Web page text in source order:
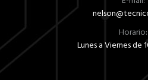
Horario:
Lunes a Viernes de